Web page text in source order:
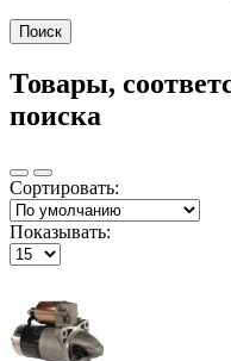
Товары,
поиска
Сортировать:
Показывать: